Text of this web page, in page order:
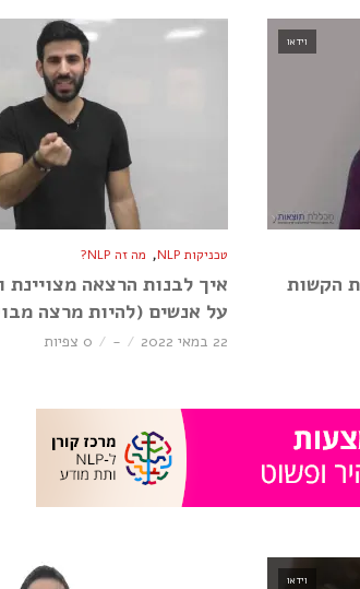
וידאו
הקשות
טכניקות NLP , מה זה NLP?
איך לבנות הרצאה מצויינת
על אנשים (להיות מרצה
22 במאי 2022 - 0 צפיות
וידאו